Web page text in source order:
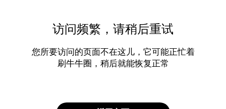
访问频繁，请稍后重试
您所要访问的页面不在这儿，它可能正忙着
刷牛牛圈，稍后就能恢复正常